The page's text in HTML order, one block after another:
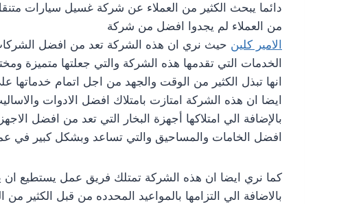
دائما يبحث الكثير من العملاء عن شركة غسيل سيارات
من العملاء لم يجدوا افضل من شركة
الامير كلين حيث نري ان هذه الشركة تعد من افضل
الخدمات التي تقدمها هذه الشركة والتي جعلتها متميزة
انها تبذل الكثير من الوقت والجهد من اجل اتمام
ايضا ان هذه الشركة امتازت بامتلاك افضل الادوات
بالإضافة الي امتلاكها أجهزة البخار التي تعد من افضل
افضل الخامات والمساحيق والتي تساعد وبشكل كبير في
كما نري ايضا ان هذه الشركة تمتلك فريق عمل يستطيع ان
بالاضافة الي التزامها بالمواعيد المحدده من قبل الكثير